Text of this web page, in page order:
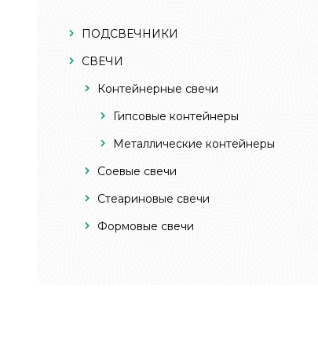
ПОДСВЕЧНИКИ
СВЕЧИ
Контейнерные свечи
Гипсовые контейнеры
Металлические контейнеры
Соевые свечи
Стеариновые свечи
Формовые свечи